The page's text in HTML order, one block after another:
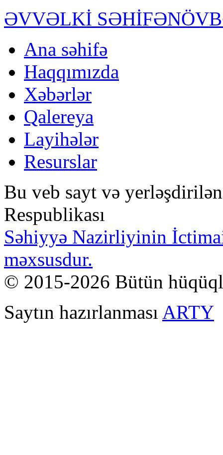
ƏVVƏLKİ SƏHİFƏ
Ana səhifə
Haqqımızda
Xəbərlər
Qalereya
Layihələr
Resurslar
Bu veb sayt və
Respublikası
Səhiyyə Nazirliyinin
məxsusdur.
© 2015-2026 Bütün
Saytın hazırlanması ARTY